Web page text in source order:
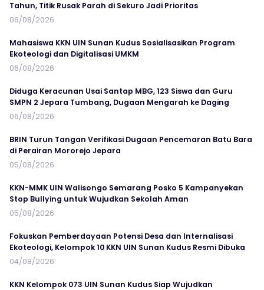
Tahun, Titik Rusak Parah di Sekuro Jadi Prioritas
06/08/2026
Mahasiswa KKN UIN Sunan Kudus Sosialisasikan Program
Ekoteologi dan Digitalisasi UMKM
06/08/2026
Diduga Keracunan Usai Santap MBG, 123 Siswa dan Guru
SMPN 2 Jepara Tumbang, Dugaan Mengarah ke Daging
06/08/2026
BRIN Turun Tangan Verifikasi Dugaan Pencemaran Batu Bara
di Perairan Mororejo Jepara
05/08/2026
KKN-MMK UIN Walisongo Semarang Posko 5 Kampanyekan
Stop Bullying untuk Wujudkan Sekolah Aman
05/08/2026
Fokuskan Pemberdayaan Potensi Desa dan Internalisasi
Ekoteologi, Kelompok 10 KKN UIN Sunan Kudus Resmi Dibuka
04/08/2026
KKN Kelompok 073 UIN Sunan Kudus Siap Wujudkan